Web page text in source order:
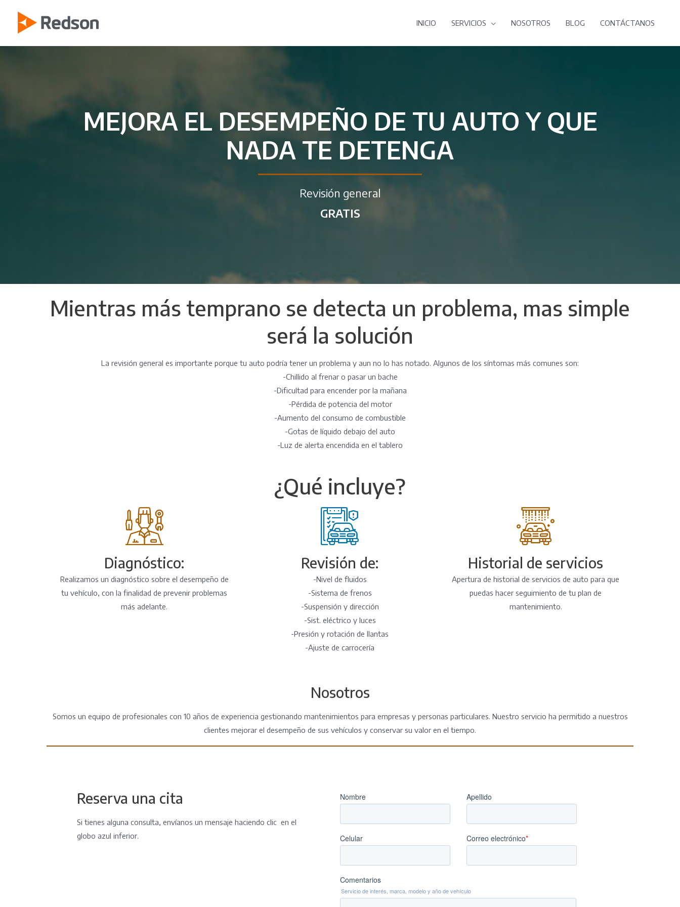
contenido
INICIO SERVICIOS NOSOTROS BLOG CONTÁCTANOS
MEJORA EL DESEMPEÑO DE TU AUTO Y QUE
NADA TE DETENGA
Revisión general
GRATIS
Mientras más temprano se detecta un problema, mas simple
será la solución
La revisión general es importante porque tu auto podría tener un problema y aun no lo has notado. Algunos de los síntomas más comunes son:
-Chillido al frenar o pasar un bache
-Dificultad para encender por la mañana
-Pérdida de potencia del motor
-Aumento del consumo de combustible
-Gotas de líquido debajo del auto
-Luz de alerta encendida en el tablero
¿Qué incluye?
Diagnóstico:
Realizamos un diagnóstico sobre el desempeño de
tu vehículo, con la finalidad de prevenir problemas
más adelante.
Revisión de:
-Nivel de fluidos
-Sistema de frenos
-Suspensión y dirección
-Sist. eléctrico y luces
-Presión y rotación de llantas
-Ajuste de carrocería
Historial de servicios
Apertura de historial de servicios de auto para que
puedas hacer seguimiento de tu plan de
mantenimiento.
Nosotros
Somos un equipo de profesionales con 10 años de experiencia gestionando mantenimientos para empresas y personas particulares. Nuestro servicio ha permitido a nuestros
clientes mejorar el desempeño de sus vehículos y conservar su valor en el tiempo.
Reserva una cita
Si tienes alguna consulta, envíanos un mensaje haciendo clic en el
globo azul inferior.